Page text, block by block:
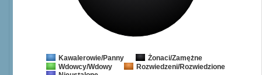
Kawalerowie/Panny Żonaci/Zamężne
Wdowcy/Wdowy
Rozwiedzeni/Rozwiedzione